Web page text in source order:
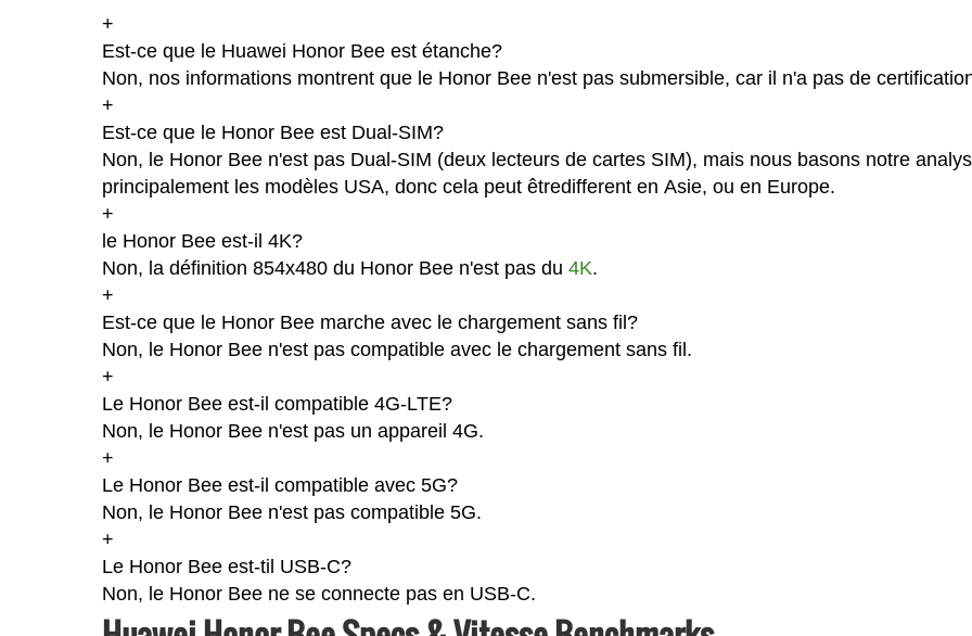
+
Est-ce que le Huawei Honor Bee est étanche?
Non, nos informations montrent que le Honor Bee n'est pas submersible, car il n'a pas de
+
Est-ce que le Honor Bee est Dual-SIM?
Non, le Honor Bee n'est pas Dual-SIM (deux lecteurs de cartes SIM), mais nous basons notre
principalement les modèles USA, donc cela peut êtredifferent en Asie, ou en Europe.
+
le Honor Bee est-il 4K?
Non, la définition 854x480 du Honor Bee n'est pas du 4K.
+
Est-ce que le Honor Bee marche avec le chargement sans fil?
Non, le Honor Bee n'est pas compatible avec le chargement sans fil.
+
Le Honor Bee est-il compatible 4G-LTE?
Non, le Honor Bee n'est pas un appareil 4G.
+
Le Honor Bee est-il compatible avec 5G?
Non, le Honor Bee n'est pas compatible 5G.
+
Le Honor Bee est-til USB-C?
Non, le Honor Bee ne se connecte pas en USB-C.